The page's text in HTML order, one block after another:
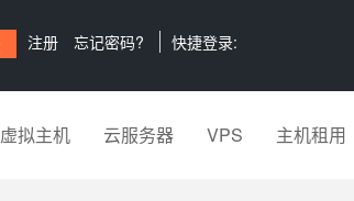
注册 忘记密码? 快捷登录:
虚拟主机 云服务器 VPS 主机租用